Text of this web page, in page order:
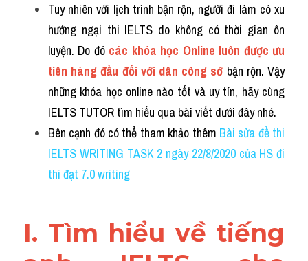
Cách paraphrase
Part 2
Noun
Verb
Cấu trúc câu
Giải đề THPT
Đề thi thật Task 1
Tuy nhiên với lịch trình bận rộn, người đi làm có xu
hướng ngại thi IELTS do không có thời gian ôn
luyện. Do đó các khóa học Online luôn được ưu
tiên hàng đầu đối với dân công sở bận rộn. Vậy
những khóa học online nào tốt và uy tín, hãy cùng
IELTS TUTOR tìm hiểu qua bài viết dưới đây nhé.
Bên cạnh đó có thể tham khảo thêm Bài sửa đề thi
IELTS WRITING TASK 2 ngày 22/8/2020 của HS đi
thi đạt 7.0 writing
I. Tìm hiểu về tiếng